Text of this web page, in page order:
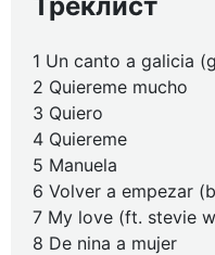
1 Un canto a galicia
2 Quiereme mucho
3 Quiero
4 Quiereme
5 Manuela
6 Volver a empezar
7 My love (ft. stevie
8 De nina a mujer